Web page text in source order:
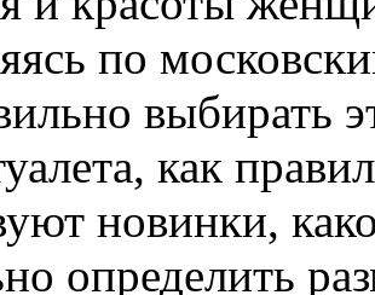
по
выбирать
как
новинки,
определить